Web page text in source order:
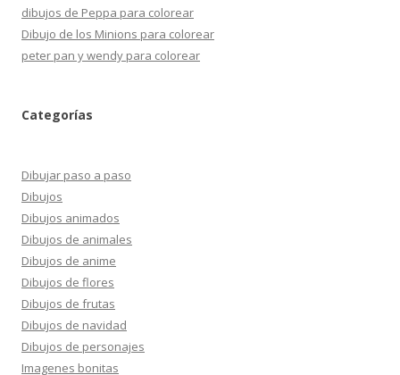
dibujos de Peppa para colorear
Dibujo de los Minions para colorear
peter pan y wendy para colorear
Categorías
Dibujar paso a paso
Dibujos
Dibujos animados
Dibujos de animales
Dibujos de anime
Dibujos de flores
Dibujos de frutas
Dibujos de navidad
Dibujos de personajes
Imagenes bonitas